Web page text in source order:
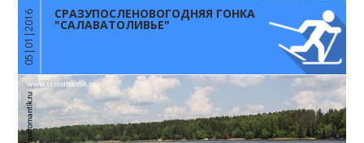
05|01|2016 СРАЗУПОСЛЕНОВОГОДНЯЯ ГОНКА
"САЛАВАТОЛИВЬЕ"